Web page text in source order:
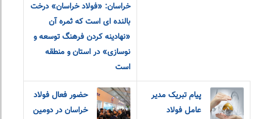
خراسان: «فولاد خراسان» درخت
بالنده ای است که ثمره آن
«نهادینه کردن فرهنگ توسعه و
نوسازی» در استان و منطقه
است
پیام تبریک مدیر
عامل فولاد
حضور فعال فولاد
خراسان در دومین